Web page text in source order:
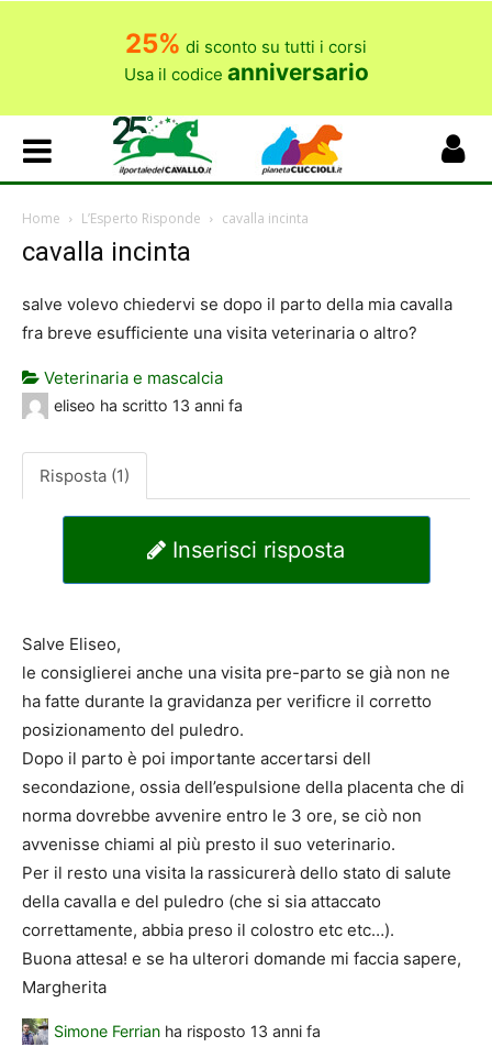
25% di sconto su tutti i corsi
Usa il codice anniversario
Home L’Esperto Risponde cavalla incinta
cavalla incinta
salve volevo chiedervi se dopo il parto della mia cavalla
fra breve esufficiente una visita veterinaria o altro?
Veterinaria e mascalcia
eliseo ha scritto 13 anni fa
Risposta (1)
Inserisci risposta
Salve Eliseo,
le consiglierei anche una visita pre-parto se già non ne
ha fatte durante la gravidanza per verificre il corretto
posizionamento del puledro.
Dopo il parto è poi importante accertarsi dell
secondazione, ossia dell’espulsione della placenta che di
norma dovrebbe avvenire entro le 3 ore, se ciò non
avvenisse chiami al più presto il suo veterinario.
Per il resto una visita la rassicurerà dello stato di salute
della cavalla e del puledro (che si sia attaccato
correttamente, abbia preso il colostro etc etc…).
Buona attesa! e se ha ulterori domande mi faccia sapere,
Margherita
Simone Ferrian ha risposto 13 anni fa